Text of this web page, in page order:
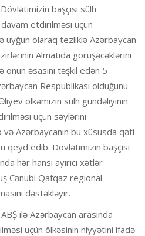
başçısı sülh
davam etdirilməsi üçün
uyğun olaraq tezliklə Azərbaycan
Almatıda görüşəcəklərini
əsasını təşkil edən 5
Respublikası olduğunu
ölkəmizin sülh gündəliyinin
üçün səylərini
Azərbaycanın bu xüsusda qəti
qeyd edib. Dövlətimizin başçısı
hər hansı ayırıcı xətlər
Cənubi Qafqaz regional
dəstəkləyir.
ilə Azərbaycan arasında
üçün ölkəsinin niyyətini ifadə